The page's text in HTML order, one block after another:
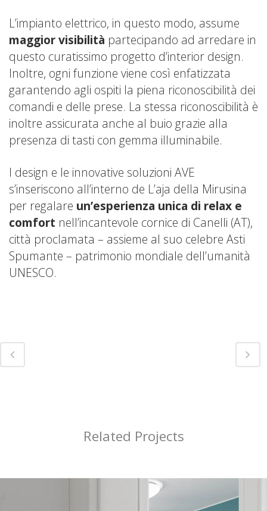
L’impianto elettrico, in questo modo, assume
maggior visibilità partecipando ad arredare in
questo curatissimo progetto d’interior design.
Inoltre, ogni funzione viene così enfatizzata
garantendo agli ospiti la piena riconoscibilità dei
comandi e delle prese. La stessa riconoscibilità è
inoltre assicurata anche al buio grazie alla
presenza di tasti con gemma illuminabile.
I design e le innovative soluzioni AVE
s’inseriscono all’interno de L’aja della Mirusina
per regalare un’esperienza unica di relax e
comfort nell’incantevole cornice di Canelli (AT),
città proclamata – assieme al suo celebre Asti
Spumante – patrimonio mondiale dell’umanità
UNESCO.
Related Projects